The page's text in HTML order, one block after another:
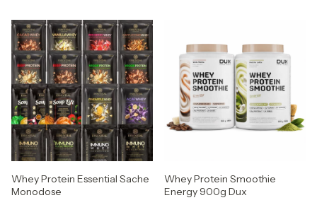
Whey Protein Essential Sache
Monodose
Whey Protein Smoothie
Energy 900g Dux